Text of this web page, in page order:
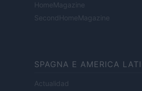
HomeMagazine
SecondHomeMagazine
SPAGNA E AMERICA
Actualidad